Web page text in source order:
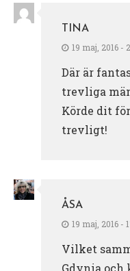
TINA
19 maj, 2016 -
Där är
trevliga
Körde dit
trevligt!
ÅSA
19 maj, 2016 -
Vilket
Gdynia och